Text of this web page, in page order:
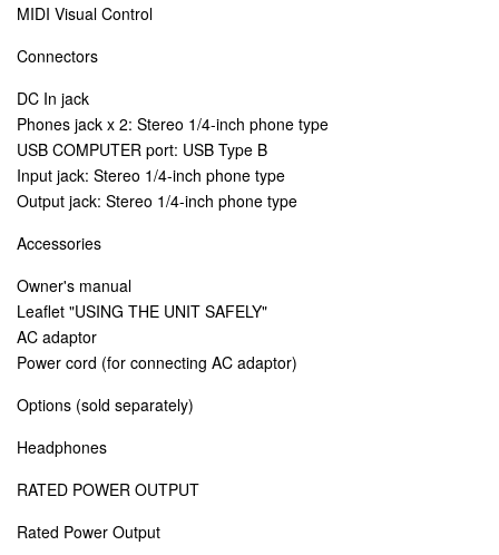
MIDI Visual Control
Connectors
DC In jack
Phones jack x 2: Stereo 1/4-inch phone type
USB COMPUTER port: USB Type B
Input jack: Stereo 1/4-inch phone type
Output jack: Stereo 1/4-inch phone type
Accessories
Owner's manual
Leaflet "USING THE UNIT SAFELY"
AC adaptor
Power cord (for connecting AC adaptor)
Options (sold separately)
Headphones
RATED POWER OUTPUT
Rated Power Output